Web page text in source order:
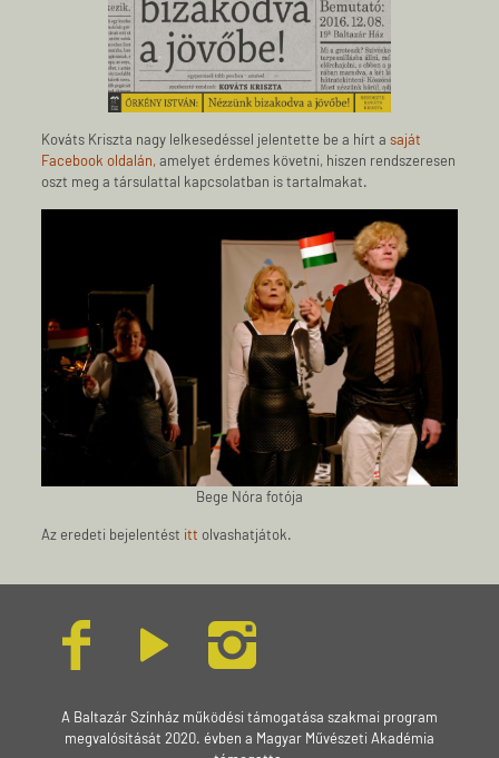
Kováts Kriszta nagy lelkesedéssel jelentette be a hírt asaját
Facebook oldalán,amelyet érdemes követni, hiszen rendszeresen
oszt meg a társulattal kapcsolatban is tartalmakat.
Bege Nóra fotója
Az eredeti bejelentést itt olvashatjátok.
A Baltazár Színház működési támogatása szakmai program
megvalósítását 2020. évben a Magyar Művészeti Akadémia